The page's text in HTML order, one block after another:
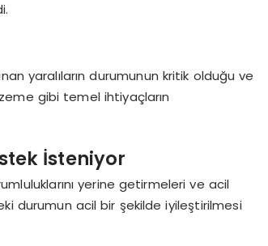
yaralıların durumunun kritik olduğu ve
gibi temel ihtiyaçların
İsteniyor
yerine getirmeleri ve acil
durumun acil bir şekilde iyileştirilmesi